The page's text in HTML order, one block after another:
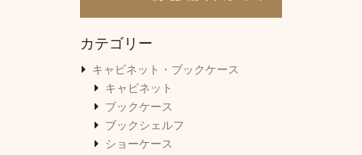
カテゴリー
キャビネット・ブックケース
キャビネット
ブックケース
ブックシェルフ
ショーケース